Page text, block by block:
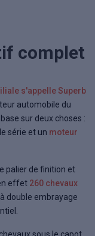
complet
s'appelle Superb
automobile du
sur deux choses :
série et un moteur
palier de finition et
effet 260 chevaux
double embrayage